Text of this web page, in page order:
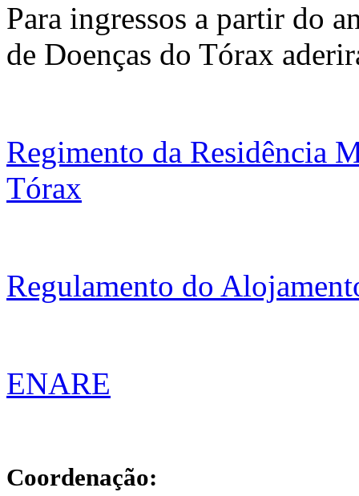
Para ingressos a partir do
de Doenças do Tórax
Regimento da Residência
Tórax
Regulamento do
ENARE
Coordenação: